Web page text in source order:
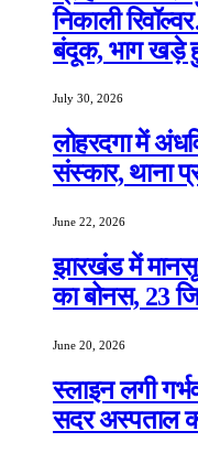
निकाली
बंदूक, भाग खड़े
July 30, 2026
लोहरदगा में
संस्कार, थाना
June 22, 2026
झारखंड में
का बोनस, 23
June 20, 2026
स्लाइन लगी
सदर अस्पताल